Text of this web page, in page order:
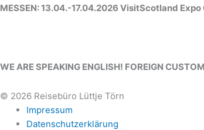
MESSEN: 13.04.-17.04.2026 VisitScotland Expo
WE ARE SPEAKING ENGLISH! FOREIGN
© 2026 Reisebüro Lüttje Törn
Impressum
Datenschutzerklärung